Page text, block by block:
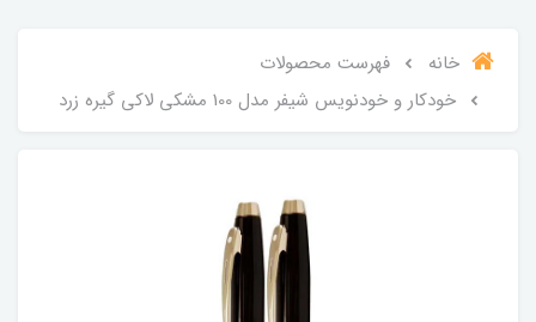
خانه
فهرست محصولات
خودکار و خودنویس شیفر مدل 100 مشکی لاکی گیره زرد